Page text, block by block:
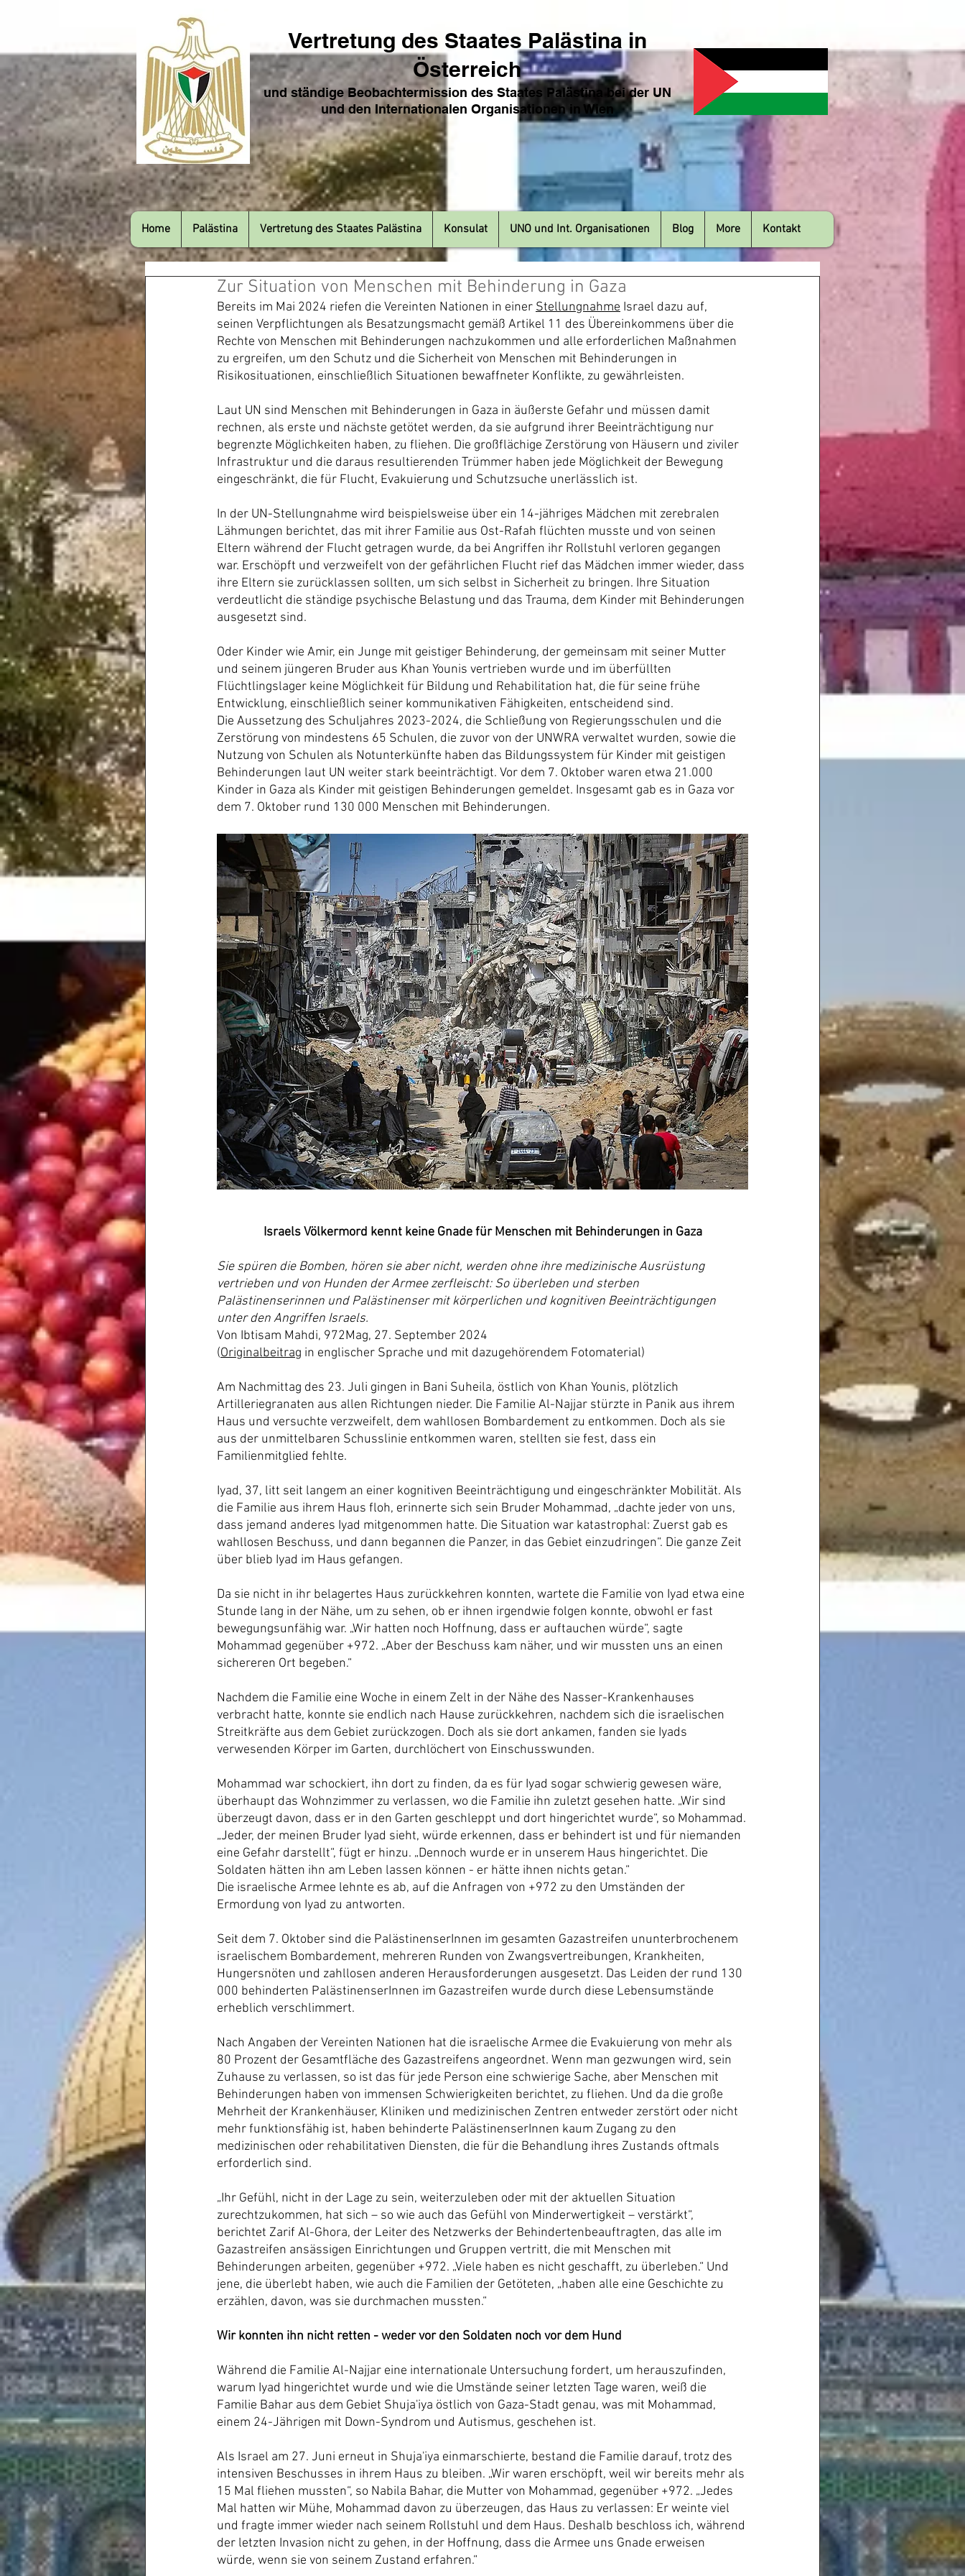
Vertretung des Staates Palästina in
Österreich
und ständige Beobachtermission des Staates Palästina bei der UN
und den Internationalen Organisationen in Wien
Zur Situation von Menschen mit Behinderung in Gaza
Bereits im Mai 2024 riefen die Vereinten Nationen in einer Stellungnahme Israel dazu auf,
seinen Verpflichtungen als Besatzungsmacht gemäß Artikel 11 des Übereinkommens über die
Rechte von Menschen mit Behinderungen nachzukommen und alle erforderlichen Maßnahmen
zu ergreifen, um den Schutz und die Sicherheit von Menschen mit Behinderungen in
Risikosituationen, einschließlich Situationen bewaffneter Konflikte, zu gewährleisten.
Laut UN sind Menschen mit Behinderungen in Gaza in äußerste Gefahr und müssen damit
rechnen, als erste und nächste getötet werden, da sie aufgrund ihrer Beeinträchtigung nur
begrenzte Möglichkeiten haben, zu fliehen. Die großflächige Zerstörung von Häusern und ziviler
Infrastruktur und die daraus resultierenden Trümmer haben jede Möglichkeit der Bewegung
eingeschränkt, die für Flucht, Evakuierung und Schutzsuche unerlässlich ist.
In der UN-Stellungnahme wird beispielsweise über ein 14-jähriges Mädchen mit zerebralen
Lähmungen berichtet, das mit ihrer Familie aus Ost-Rafah flüchten musste und von seinen
Eltern während der Flucht getragen wurde, da bei Angriffen ihr Rollstuhl verloren gegangen
war. Erschöpft und verzweifelt von der gefährlichen Flucht rief das Mädchen immer wieder, dass
ihre Eltern sie zurücklassen sollten, um sich selbst in Sicherheit zu bringen. Ihre Situation
verdeutlicht die ständige psychische Belastung und das Trauma, dem Kinder mit Behinderungen
ausgesetzt sind.
Oder Kinder wie Amir, ein Junge mit geistiger Behinderung, der gemeinsam mit seiner Mutter
und seinem jüngeren Bruder aus Khan Younis vertrieben wurde und im überfüllten
Flüchtlingslager keine Möglichkeit für Bildung und Rehabilitation hat, die für seine frühe
Entwicklung, einschließlich seiner kommunikativen Fähigkeiten, entscheidend sind.
Die Aussetzung des Schuljahres 2023-2024, die Schließung von Regierungsschulen und die
Zerstörung von mindestens 65 Schulen, die zuvor von der UNWRA verwaltet wurden, sowie die
Nutzung von Schulen als Notunterkünfte haben das Bildungssystem für Kinder mit geistigen
Behinderungen laut UN weiter stark beeinträchtigt. Vor dem 7. Oktober waren etwa 21.000
Kinder in Gaza als Kinder mit geistigen Behinderungen gemeldet. Insgesamt gab es in Gaza vor
dem 7. Oktober rund 130 000 Menschen mit Behinderungen.
Israels Völkermord kennt keine Gnade für Menschen mit Behinderungen in Gaza
Sie spüren die Bomben, hören sie aber nicht, werden ohne ihre medizinische Ausrüstung
vertrieben und von Hunden der Armee zerfleischt: So überleben und sterben
Palästinenserinnen und Palästinenser mit körperlichen und kognitiven Beeinträchtigungen
unter den Angriffen Israels.
Von Ibtisam Mahdi, 972Mag, 27. September 2024
(Originalbeitrag in englischer Sprache und mit dazugehörendem Fotomaterial)
Am Nachmittag des 23. Juli gingen in Bani Suheila, östlich von Khan Younis, plötzlich
Artilleriegranaten aus allen Richtungen nieder. Die Familie Al-Najjar stürzte in Panik aus ihrem
Haus und versuchte verzweifelt, dem wahllosen Bombardement zu entkommen. Doch als sie
aus der unmittelbaren Schusslinie entkommen waren, stellten sie fest, dass ein
Familienmitglied fehlte.
Iyad, 37, litt seit langem an einer kognitiven Beeinträchtigung und eingeschränkter Mobilität. Als
die Familie aus ihrem Haus floh, erinnerte sich sein Bruder Mohammad, „dachte jeder von uns,
dass jemand anderes Iyad mitgenommen hatte. Die Situation war katastrophal: Zuerst gab es
wahllosen Beschuss, und dann begannen die Panzer, in das Gebiet einzudringen“. Die ganze Zeit
über blieb Iyad im Haus gefangen.
Da sie nicht in ihr belagertes Haus zurückkehren konnten, wartete die Familie von Iyad etwa eine
Stunde lang in der Nähe, um zu sehen, ob er ihnen irgendwie folgen konnte, obwohl er fast
bewegungsunfähig war. „Wir hatten noch Hoffnung, dass er auftauchen würde“, sagte
Mohammad gegenüber +972. „Aber der Beschuss kam näher, und wir mussten uns an einen
sichereren Ort begeben.“
Nachdem die Familie eine Woche in einem Zelt in der Nähe des Nasser-Krankenhauses
verbracht hatte, konnte sie endlich nach Hause zurückkehren, nachdem sich die israelischen
Streitkräfte aus dem Gebiet zurückzogen. Doch als sie dort ankamen, fanden sie Iyads
verwesenden Körper im Garten, durchlöchert von Einschusswunden.
Mohammad war schockiert, ihn dort zu finden, da es für Iyad sogar schwierig gewesen wäre,
überhaupt das Wohnzimmer zu verlassen, wo die Familie ihn zuletzt gesehen hatte. „Wir sind
überzeugt davon, dass er in den Garten geschleppt und dort hingerichtet wurde“, so Mohammad.
„Jeder, der meinen Bruder Iyad sieht, würde erkennen, dass er behindert ist und für niemanden
eine Gefahr darstellt“, fügt er hinzu. „Dennoch wurde er in unserem Haus hingerichtet. Die
Soldaten hätten ihn am Leben lassen können - er hätte ihnen nichts getan.“
Die israelische Armee lehnte es ab, auf die Anfragen von +972 zu den Umständen der
Ermordung von Iyad zu antworten.
Seit dem 7. Oktober sind die PalästinenserInnen im gesamten Gazastreifen ununterbrochenem
israelischem Bombardement, mehreren Runden von Zwangsvertreibungen, Krankheiten,
Hungersnöten und zahllosen anderen Herausforderungen ausgesetzt. Das Leiden der rund 130
000 behinderten PalästinenserInnen im Gazastreifen wurde durch diese Lebensumstände
erheblich verschlimmert.
Nach Angaben der Vereinten Nationen hat die israelische Armee die Evakuierung von mehr als
80 Prozent der Gesamtfläche des Gazastreifens angeordnet. Wenn man gezwungen wird, sein
Zuhause zu verlassen, so ist das für jede Person eine schwierige Sache, aber Menschen mit
Behinderungen haben von immensen Schwierigkeiten berichtet, zu fliehen. Und da die große
Mehrheit der Krankenhäuser, Kliniken und medizinischen Zentren entweder zerstört oder nicht
mehr funktionsfähig ist, haben behinderte PalästinenserInnen kaum Zugang zu den
medizinischen oder rehabilitativen Diensten, die für die Behandlung ihres Zustands oftmals
erforderlich sind.
„Ihr Gefühl, nicht in der Lage zu sein, weiterzuleben oder mit der aktuellen Situation
zurechtzukommen, hat sich – so wie auch das Gefühl von Minderwertigkeit – verstärkt“,
berichtet Zarif Al-Ghora, der Leiter des Netzwerks der Behindertenbeauftragten, das alle im
Gazastreifen ansässigen Einrichtungen und Gruppen vertritt, die mit Menschen mit
Behinderungen arbeiten, gegenüber +972. „Viele haben es nicht geschafft, zu überleben.“ Und
jene, die überlebt haben, wie auch die Familien der Getöteten, „haben alle eine Geschichte zu
erzählen, davon, was sie durchmachen mussten.“
Wir konnten ihn nicht retten - weder vor den Soldaten noch vor dem Hund
Während die Familie Al-Najjar eine internationale Untersuchung fordert, um herauszufinden,
warum Iyad hingerichtet wurde und wie die Umstände seiner letzten Tage waren, weiß die
Familie Bahar aus dem Gebiet Shuja'iya östlich von Gaza-Stadt genau, was mit Mohammad,
einem 24-Jährigen mit Down-Syndrom und Autismus, geschehen ist.
Als Israel am 27. Juni erneut in Shuja'iya einmarschierte, bestand die Familie darauf, trotz des
intensiven Beschusses in ihrem Haus zu bleiben. „Wir waren erschöpft, weil wir bereits mehr als
15 Mal fliehen mussten“, so Nabila Bahar, die Mutter von Mohammad, gegenüber +972. „Jedes
Mal hatten wir Mühe, Mohammad davon zu überzeugen, das Haus zu verlassen: Er weinte viel
und fragte immer wieder nach seinem Rollstuhl und dem Haus. Deshalb beschloss ich, während
der letzten Invasion nicht zu gehen, in der Hoffnung, dass die Armee uns Gnade erweisen
würde, wenn sie von seinem Zustand erfahren.“
Home Palästina Vertretung des Staates Palästina Konsulat UNO und Int. Organisationen Blog More Kontakt